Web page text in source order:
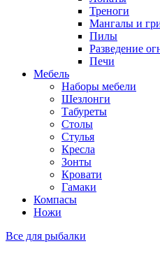
Треноги
Мангалы и
Пилы
Разведение
Печи
Мебель
Наборы мебели
Шезлонги
Табуреты
Столы
Стулья
Кресла
Зонты
Кровати
Гамаки
Компасы
Ножи
Все для рыбалки